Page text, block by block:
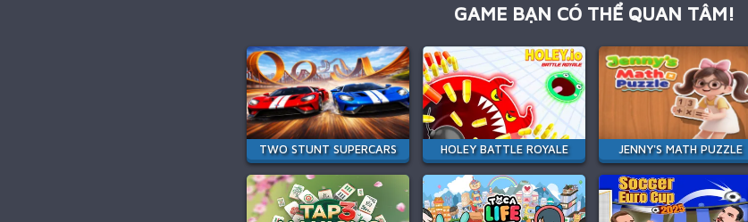
GAME BẠN CÓ THỂ QUAN TÂM!
TWO STUNT SUPERCARS HOLEY BATTLE ROYALE JENNY'S MATH PUZZLE